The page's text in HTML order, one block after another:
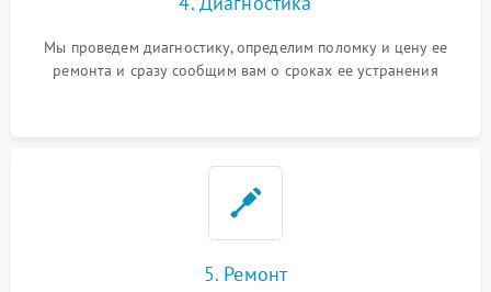
Мы проведем диагностику, определим поломку и цену ее
ремонта и сразу сообщим вам о сроках ее устранения
5. Ремонт